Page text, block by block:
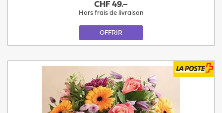
CHF 49.–
Hors frais de livraison
OFFRIR